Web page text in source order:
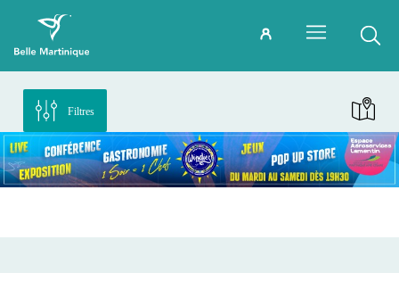
Filtres